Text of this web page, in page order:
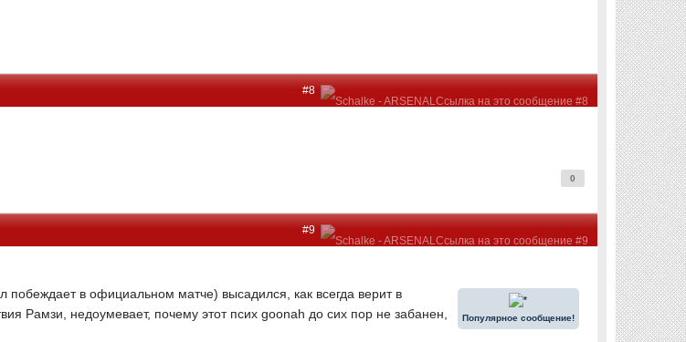
#8
0
#9
Популярное сообщение!
побеждает в официальном матче) высадился, как всегда верит в
Рамзи, недоумевает, почему этот псих goonah до сих пор не забанен,